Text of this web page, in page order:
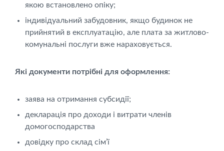
якою встановлено опіку;
індивідуальний забудовник, якщо будинок не
прийнятий в експлуатацію, але плата за житлово-
комунальні послуги вже нараховується.
Які документи потрібні для оформлення:
заява на отримання субсидії;
декларація про доходи і витрати членів
домогосподарства
довідку про склад сім’ї